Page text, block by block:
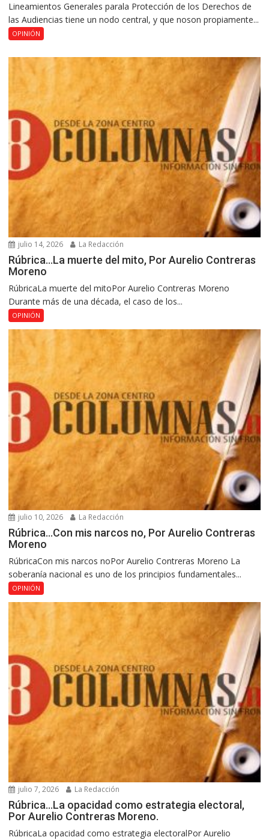
Lineamientos Generales parala Protección de los Derechos de
las Audiencias tiene un nodo central, y que noson propiamente...
OPINIÓN
julio 14, 2026 La Redacción
Rúbrica…La muerte del mito, Por Aurelio Contreras
Moreno
RúbricaLa muerte del mitoPor Aurelio Contreras Moreno
Durante más de una década, el caso de los...
OPINIÓN
julio 10, 2026 La Redacción
Rúbrica…Con mis narcos no, Por Aurelio Contreras
Moreno
RúbricaCon mis narcos noPor Aurelio Contreras Moreno La
soberanía nacional es uno de los principios fundamentales...
OPINIÓN
julio 7, 2026 La Redacción
Rúbrica…La opacidad como estrategia electoral,
Por Aurelio Contreras Moreno.
RúbricaLa opacidad como estrategia electoralPor Aurelio